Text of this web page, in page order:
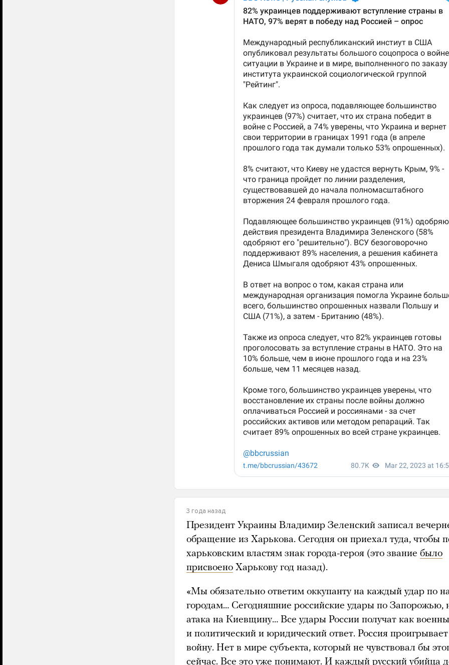
3 года назад
Президент Украины Владимир Зеленский записал
обращение из Харькова. Сегодня он приехал туда, чтобы
харьковским властям знак города-героя (это звание было
присвоено Харькову год назад).
«Мы обязательно ответим оккупанту на каждый удар по
городам… Сегодняшние российские удары по Запорожью,
атака на Киевщину… Все удары России получат как
и политический и юридический ответ. Россия проигрывает
войну. Нет в мире субъекта, который не чувствовал бы
сейчас. Все это уже понимают. И каждый русский убийца